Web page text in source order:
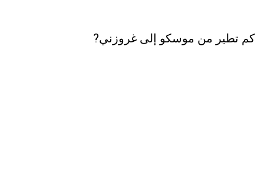
كم تطير من موسكو إلى غروزني?